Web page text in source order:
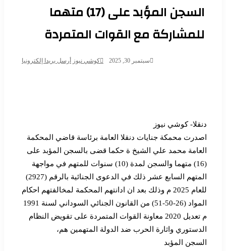
السجن المؤبد على (17) متهما
للمشاركة مع القوات المتمردة
كوشي نيوز أرسل بريدا إلكترونيا سبتمبر 30, 2025
دنقلا- كوشي نيوز
اصدرت محمكة جنايات دنقلا العامة برئاسة قاضي المحكمة
العامة محمد علي الشيخ ة حكما قضى بالسجن المؤبد على
(16) متهما والسجن لمدة (10) سنوات للمتهم في مواجهة
المتهم السابع عشر ذلك في الدعوى الجنائية بالرقم (2927)
للعام 2025 م وذلك بعد ان ادانتهم المحكمة لمخالفتهم احكام
المواد (26-50-51) من القانون الجنائي السوداني لسنة 1991
م تعديل 2020 معاونة القوات المتمردة على تقويض النظام
الدستوري واثارة الحرب ضد الدولة المتهمين هم،
السجن المؤبد